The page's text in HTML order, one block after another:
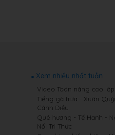
Xem nhiều nhất tuần
Video Toán nâng cao lớp
Tiếng gà trưa - Xuân
Cánh Diều
Quê hương - Tế Hanh -
Nối Tri Thức